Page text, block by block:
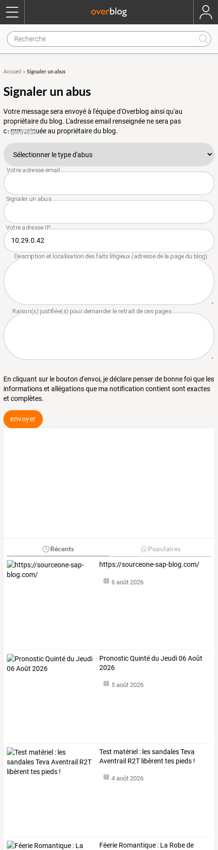
Accueil » Signaler un abus
Signaler un abus
Votre message sera envoyé à l'équipe d'Overblog ainsi qu'au
propriétaire du blog. L'adresse email renseignée ne sera pas
communiquée au propriétaire du blog.
En cliquant sur le bouton d'envoi, je déclare penser de bonne foi que les
informations et allégations que ma notification contient sont exactes
et complètes.
envoyer
Récents Populaires
https://sourceone-sap-blog.com/
6 août 2026
Pronostic Quinté du Jeudi 06 Août
2026
5 août 2026
Test matériel : les sandales Teva
Aventrail R2T libèrent tes pieds !
4 août 2026
Féerie Romantique : La Robede